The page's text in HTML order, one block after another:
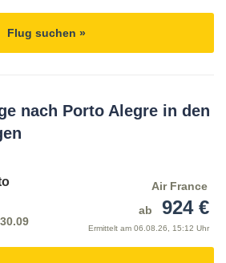
Flug suchen »
nach Porto Alegre in den
Air France
ab
924 €
Ermittelt am 06.08.26, 15:12 Uhr